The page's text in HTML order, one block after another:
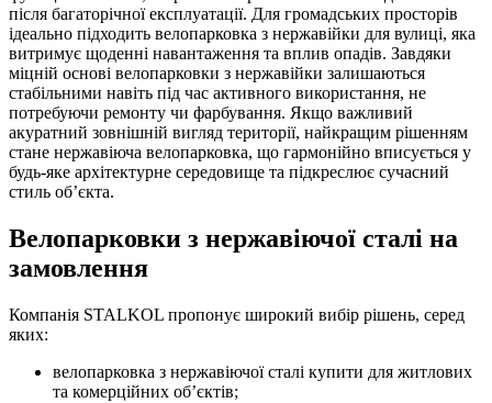
після багаторічної експлуатації. Для громадських просторів
ідеально підходить велопарковка з нержавійки для вулиці, яка
витримує щоденні навантаження та вплив опадів. Завдяки
міцній основі велопарковки з нержавійки залишаються
стабільними навіть під час активного використання, не
потребуючи ремонту чи фарбування. Якщо важливий
акуратний зовнішній вигляд території, найкращим рішенням
стане нержавіюча велопарковка, що гармонійно вписується у
будь-яке архітектурне середовище та підкреслює сучасний
стиль об’єкта.
Велопарковки з нержавіючої сталі на
замовлення
Компанія STALKOL пропонує широкий вибір рішень, серед
яких:
велопарковка з нержавіючої сталі купити для житлових
та комерційних об’єктів;